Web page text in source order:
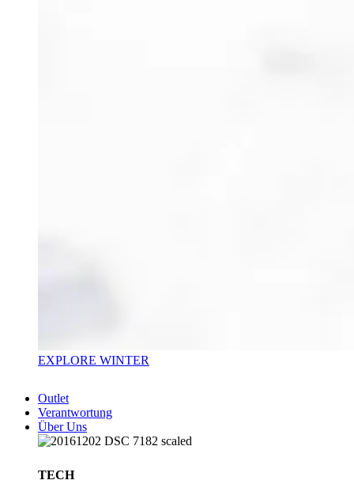
EXPLORE WINTER
Outlet
Verantwortung
Über Uns
TECH